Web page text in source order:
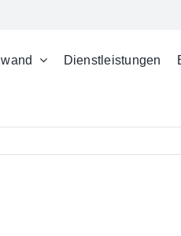
Dienstleistungen